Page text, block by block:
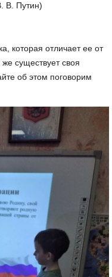
В. Путин)
которая отличает ее от
существует своя
об этом поговорим